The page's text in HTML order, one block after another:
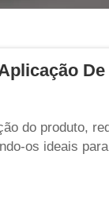
do produto,
os ideais